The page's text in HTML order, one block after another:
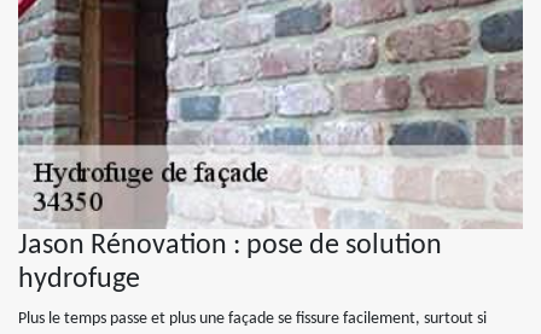
Jason Rénovation : pose de solution
hydrofuge
Plus le temps passe et plus une façade se fissure facilement, surtout si